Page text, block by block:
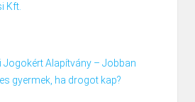
Kft.
Jogokért Alapítvány – Jobban
gyermek, ha drogot kap?